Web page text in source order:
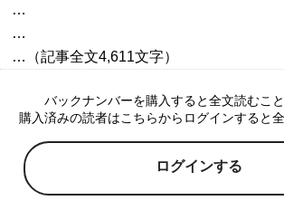
…
…
バックナンバーを購入すると全文読むこと
購入済みの読者はこちらからログインすると
ログインする